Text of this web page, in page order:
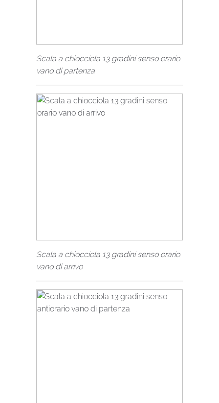
Scala a chiocciola 13 gradini senso orario
vano di partenza
Scala a chiocciola 13 gradini senso orario
vano di arrivo